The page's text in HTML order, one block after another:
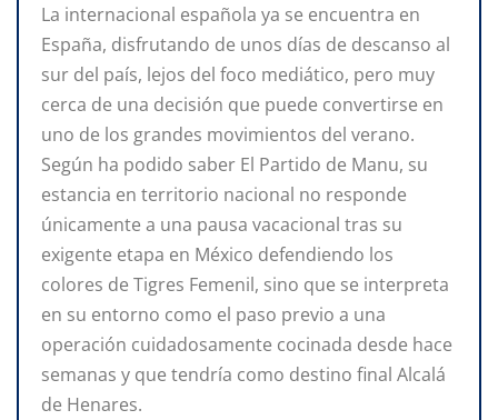
La internacional española ya se encuentra en
España, disfrutando de unos días de descanso al
sur del país, lejos del foco mediático, pero muy
cerca de una decisión que puede convertirse en
uno de los grandes movimientos del verano.
Según ha podido saber El Partido de Manu, su
estancia en territorio nacional no responde
únicamente a una pausa vacacional tras su
exigente etapa en México defendiendo los
colores de Tigres Femenil, sino que se interpreta
en su entorno como el paso previo a una
operación cuidadosamente cocinada desde hace
semanas y que tendría como destino final Alcalá
de Henares.